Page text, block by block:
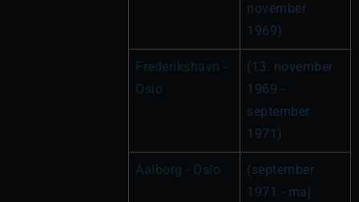
november
1969)
Frederikshavn -
Oslo
(13. november
1969 -
september
1971)
Aalborg - Oslo
(september
1971 - maj